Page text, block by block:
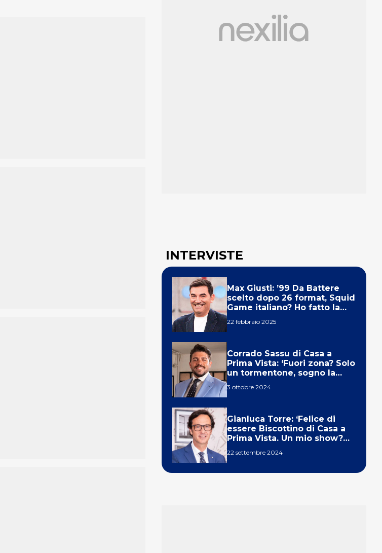
INTERVISTE
Max Giusti: ’99 Da Battere
scelto dopo 26 format, Squid
Game italiano? Ho fatto la
22 febbraio 2025
Corrado Sassu di Casa a
Prima Vista: ‘Fuori zona? Solo
un tormentone, sogno la
3 ottobre 2024
Gianluca Torre: ‘Felice di
essere Biscottino di Casa a
Prima Vista. Un mio show?
22 settembre 2024